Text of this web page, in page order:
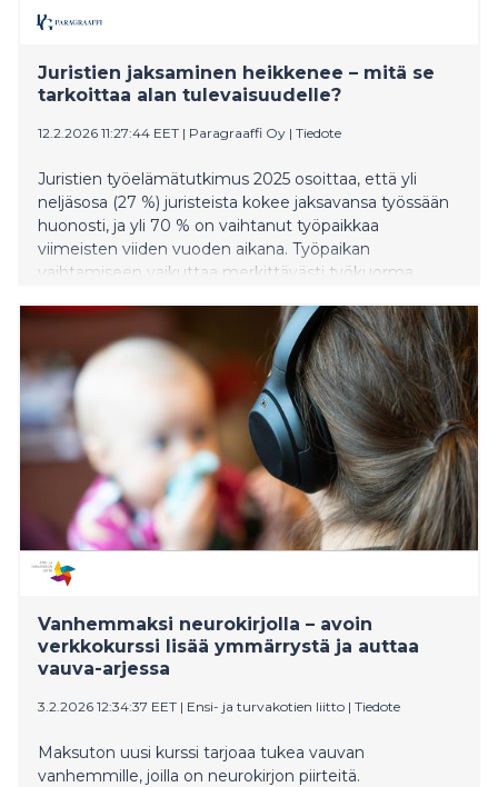
Juristien jaksaminen heikkenee – mitä se
tarkoittaa alan tulevaisuudelle?
12.2.2026 11:27:44 EET | Paragraaffi Oy | Tiedote
Juristien työelämätutkimus 2025 osoittaa, että yli
neljäsosa (27 %) juristeista kokee jaksavansa työssään
huonosti, ja yli 70 % on vaihtanut työpaikkaa
viimeisten viiden vuoden aikana. Työpaikan
vaihtamiseen vaikuttaa merkittävästi työkuorma,
uramahdollisuudet. Työnantajille haasteeksi nouseekin
juristien sitouttaminen. Tutkimuksen mukaan juristit
pitävät mielenkiintoisia työtehtäviä tärkeimpänä
sitouttavana tekijänä, jopa palkkaa merkittävämpänä.
Tulokset käyvät ilmi Paragraaffin toteuttamasta
Juristien työelämätutkimuksesta 2025, johon vastasi
419 juristia eri työnantajasektoreilta ympäri Suomea.
Vastaajista yli puolella (52 %) on jo merkittävää
työelämäkokemusta. Monelle juristille työstä
irrottautuminen ei ole helppoa vapaa-ajallakaan. Lähes
kolmannes (31 %) juristeista kokee työstä
irrottautumisen jokseenkin tai erittäin vaikeaksi.
mainitsee liikunnan ja urheilun merkittäväksi keinoks
Vanhemmaksi neurokirjolla – avoin
verkkokurssi lisää ymmärrystä ja auttaa
vauva-arjessa
3.2.2026 12:34:37 EET | Ensi- ja turvakotien liitto | Tiedote
Maksuton uusi kurssi tarjoaa tukea vauvan
vanhemmille, joilla on neurokirjon piirteitä.